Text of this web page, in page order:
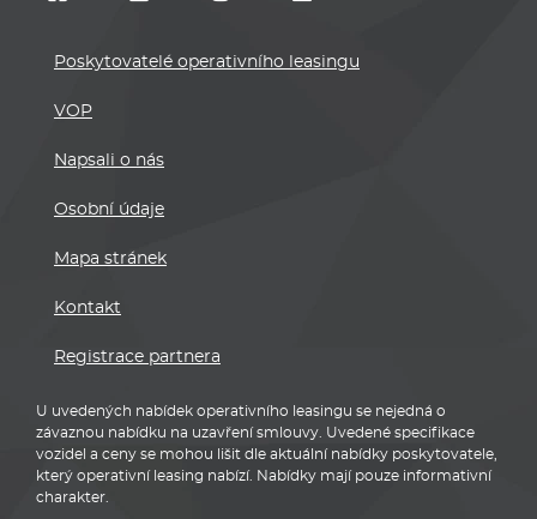
Poskytovatelé operativního leasingu
VOP
Napsali o nás
Osobní údaje
Mapa stránek
Kontakt
Registrace partnera
U uvedených nabídek operativního leasingu se nejedná o
závaznou nabídku na uzavření smlouvy. Uvedené specifikace
vozidel a ceny se mohou lišit dle aktuální nabídky poskytovatele,
který operativní leasing nabízí. Nabídky mají pouze informativní
charakter.